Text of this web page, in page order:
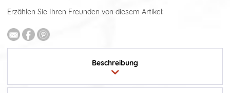
Erzählen Sie Ihren Freunden von diesem Artikel:
Beschreibung